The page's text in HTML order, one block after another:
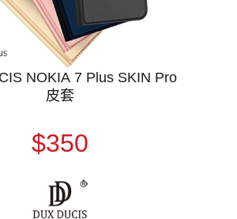
NOKIA 7 Plus SKIN Pro
皮套
$350